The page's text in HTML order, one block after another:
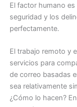
El factor humano
seguridad y los
perfectamente.
El trabajo remoto y
servicios para
de correo basadas
sea relativamente
¿Cómo lo hacen?